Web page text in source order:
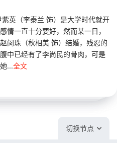
英（李泰兰 饰）是大学时代就开
情一直十分要好，然而某一日，
闵珠（秋相美 饰）结婚，残忍的
中已经有了李尚民的骨肉，可是
...全文
切换节点